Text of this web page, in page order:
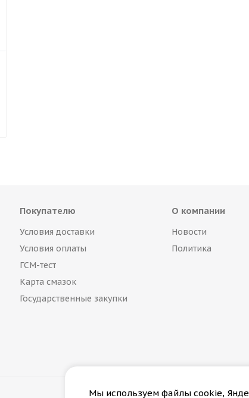
Покупателю
Условия доставки
Условия оплаты
ГСМ-тест
Карта смазок
Государственные закупки
О компании
Новости
Политика
Мы используем файлы cookie,